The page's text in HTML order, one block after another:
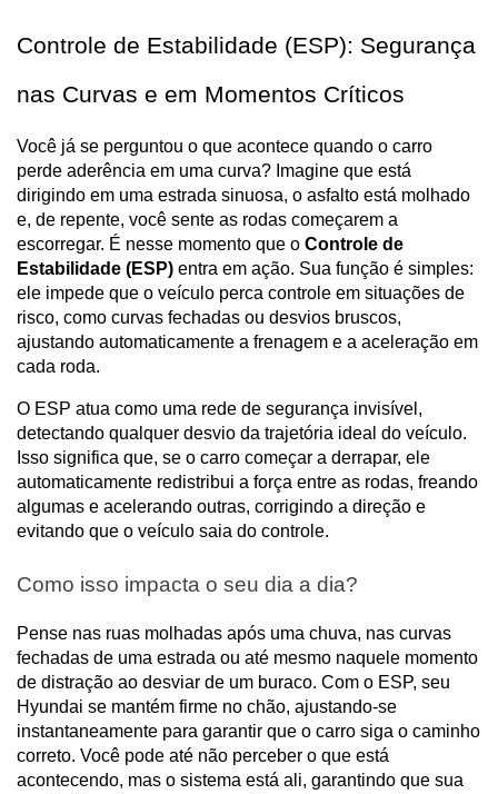
Controle de Estabilidade (ESP): Segurança
nas Curvas e em Momentos Críticos
Você já se perguntou o que acontece quando o carro
perde aderência em uma curva? Imagine que está
dirigindo em uma estrada sinuosa, o asfalto está molhado
e, de repente, você sente as rodas começarem a
escorregar. É nesse momento que o Controle de
Estabilidade (ESP) entra em ação. Sua função é simples:
ele impede que o veículo perca controle em situações de
risco, como curvas fechadas ou desvios bruscos,
ajustando automaticamente a frenagem e a aceleração em
cada roda.
O ESP atua como uma rede de segurança invisível,
detectando qualquer desvio da trajetória ideal do veículo.
Isso significa que, se o carro começar a derrapar, ele
automaticamente redistribui a força entre as rodas, freando
algumas e acelerando outras, corrigindo a direção e
evitando que o veículo saia do controle.
Como isso impacta o seu dia a dia?
Pense nas ruas molhadas após uma chuva, nas curvas
fechadas de uma estrada ou até mesmo naquele momento
de distração ao desviar de um buraco. Com o ESP, seu
Hyundai se mantém firme no chão, ajustando-se
instantaneamente para garantir que o carro siga o caminho
correto. Você pode até não perceber o que está
acontecendo, mas o sistema está ali, garantindo que sua